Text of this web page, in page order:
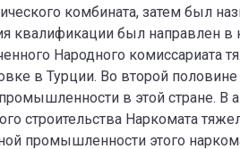
комбината, затем был
квалификации был направлен
Народного комиссариата
в Турции. Во второй
в этой стране. В
строительства Наркомата
промышленности этого